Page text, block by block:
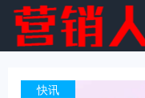
快讯